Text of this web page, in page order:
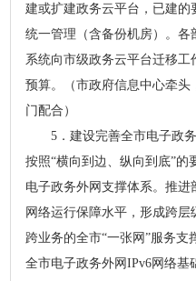
建或扩建政务云平台，已建的
统一管理（含备份机房）。
系统向市级政务云平台迁移
预算。（市政府信息中心牵
门配合）
5．建设完善全市电子政
按照“横向到边、纵向到底”
电子政务外网支撑体系。推
网络运行保障水平，形成跨层
跨业务的全市“一张网”服务
全市电子政务外网IPv6网络基